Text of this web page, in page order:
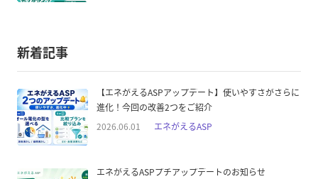
新着記事
【エネがえるASPアップデート】使いやすさがさらに
進化！今回の改善2つをご紹介
2026.06.01
エネがえるASP
エネがえるASPプチアップデートのお知らせ